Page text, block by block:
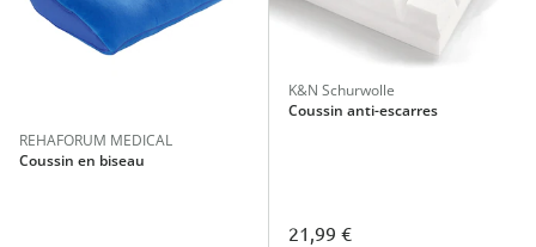
REHAFORUM MEDICAL
Coussin en biseau
K&N Schurwolle
Coussin anti-escarres
21,99 €